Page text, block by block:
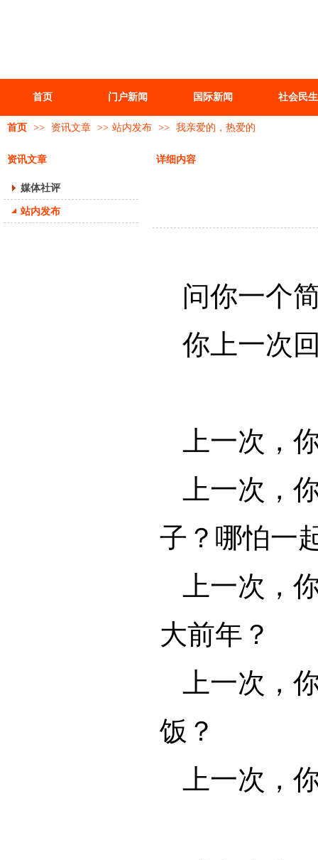
首页 门户新闻 国际新闻 社会民生
首页 >> 资讯文章 >> 站内发布 >> 我亲爱的，热爱的
资讯文章
媒体社评
站内发布
详细内容
问你一个
你上一次
上一次，
上一次，
子？哪怕一
上一次，
大前年？
上一次，
饭？
上一次，